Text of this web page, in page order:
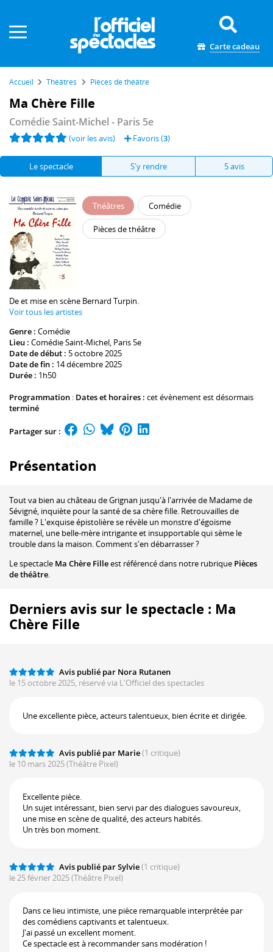
Carte cadeau
Accueil Théâtres Pièces de théâtre
Ma Chère Fille
Comédie Saint-Michel - Paris 5e
(voir les avis) Favoris (3)
Le spectacle S'y rendre 5 avis
Théâtres Comédie
Pièces de théâtre
De et mise en scène Bernard Turpin.
Voir tous les artistes
Genre : Comédie
Lieu : Comédie Saint-Michel, Paris 5e
Date de début : 5 octobre 2025
Date de fin : 14 décembre 2025
Durée : 1h50
Programmation : Dates et horaires : cet évènement est désormais
terminé
Partager sur :
Présentation
Tout va bien au château de Grignan jusqu'à l'arrivée de Madame de
Sévigné, inquiète pour la santé de sa chère fille. Retrouvailles de
famille ? L'exquise épistolière se révèle un monstre d'égoïsme
maternel, une belle-mère intrigante et insupportable qui sème le
trouble dans la maison. Comment s'en débarrasser ?
Le spectacle Ma Chère Filleest référencé dans notre rubrique Pièces
de théâtre.
Derniers avis sur le spectacle : Ma
Chère Fille
Avis publié par Nora Rutanen
le 15 octobre 2025, réservé via L'Officiel des spectacles
Une excellente pièce, acteurs talentueux, bien écrite et dirigée.
Avis publié par Marie(1 critique)
le 10 mars 2025(Théâtre Pixel)
Excellente pièce.
Un sujet intéressant, bien servi par des dialogues savoureux,
une mise en scène de qualité, des acteurs habités.
Un très bon moment.
Avis publié par Sylvie(1 critique)
le 25 février 2025(Théâtre Pixel)
Dans ce lieu intimiste, une pièce remarquable interprétée par
des comédiens captivants et talentueux.
J'ai passé un excellent moment.
Ce spectacle est à recommander sans modération !